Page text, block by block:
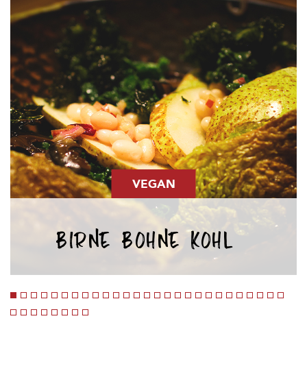
BILDER
BIRNE BOHNE KOHL
VEGAN